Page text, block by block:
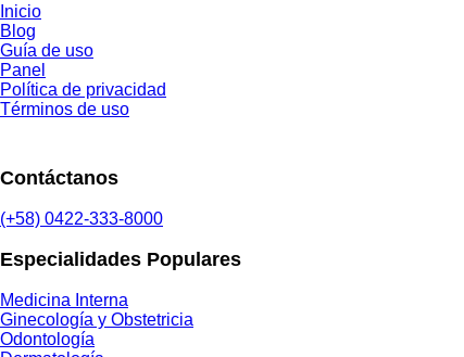
Inicio
Blog
Guía de uso
Panel
Política de privacidad
Términos de uso
Contáctanos
(+58) 0422-333-8000
Especialidades Populares
Medicina Interna
Ginecología y Obstetricia
Odontología